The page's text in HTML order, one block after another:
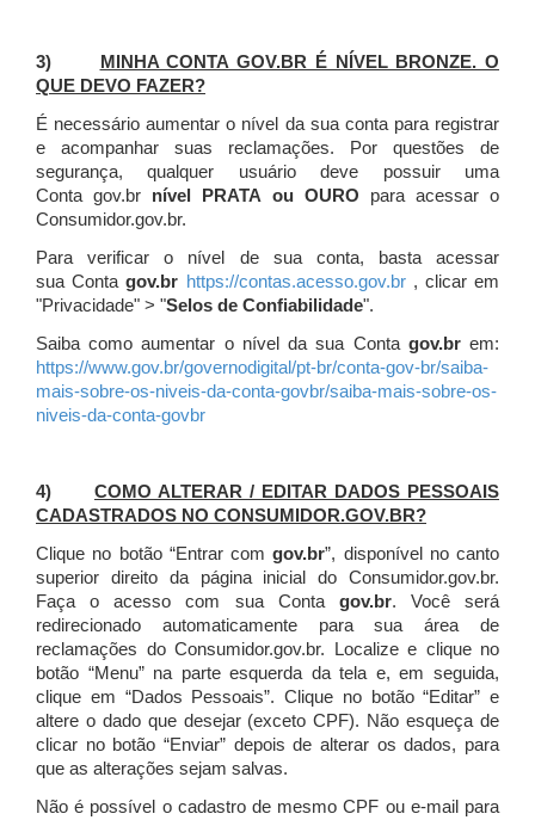
3)
MINHA CONTA GOV.BR É NÍVEL BRONZE. O
QUE DEVO FAZER?
É necessário aumentar o nível da sua conta para registrar
e acompanhar suas reclamações. Por questões de
segurança, qualquer usuário deve possuir uma
Conta gov.br nível PRATA ou OURO para acessar o
Consumidor.gov.br.
Para verificar o nível de sua conta, basta acessar
sua Contagov.br https://contas.acesso.gov.br, clicar em
"Privacidade" > "Selos de Confiabilidade".
Saiba como aumentar o nível da sua Conta gov.brem:
https://www.gov.br/governodigital/pt-br/conta-gov-br/saiba-
mais-sobre-os-niveis-da-conta-govbr/saiba-mais-sobre-os-
niveis-da-conta-govbr
4) COMO ALTERAR / EDITAR DADOS PESSOAIS
CADASTRADOS NO CONSUMIDOR.GOV.BR?
Clique no botão “Entrar comgov.br”, disponível no canto
superior direito da página inicial do Consumidor.gov.br.
Faça o acesso com sua Conta gov.br. Você será
redirecionado automaticamente para sua área de
reclamações do Consumidor.gov.br.
Localize e clique no
botão “Menu” na parte esquerda da tela e, em seguida,
clique em “Dados Pessoais”. Clique no botão “Editar” e
altere o dado que desejar (exceto CPF). Não esqueça de
clicar no botão “Enviar” depois de alterar os dados, para
que as alterações sejam salvas.
Não é possível o cadastro de mesmo CPF ou e-mail para